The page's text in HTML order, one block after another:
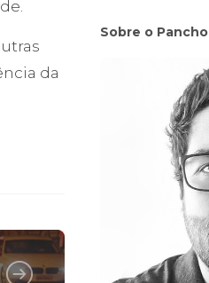
da
Sobre o Pancho